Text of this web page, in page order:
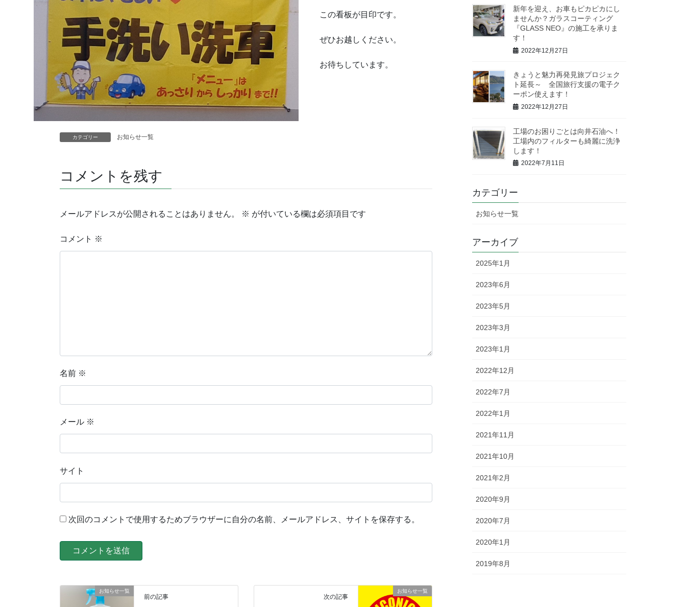
この看板が目印です。
ぜひお越しください。
お待ちしています。
カテゴリー お知らせ一覧
コメントを残す
メールアドレスが公開されることはありません。 ※ が付いている欄は必須項目です
コメント ※
名前 ※
メール ※
サイト
次回のコメントで使用するためブラウザーに自分の名前、メールアドレス、サイトを保存する。
お知らせ一覧
前の記事
お知らせ一覧
次の記事
新年を迎え、お車もピカピカにし
ませんか？ガラスコーティング
『GLASS NEO』の施工を承りま
す！
2022年12月27日
きょうと魅力再発見旅プロジェク
ト延長～ 全国旅行支援の電子ク
ーポン使えます！
2022年12月27日
工場のお困りごとは向井石油へ！
工場内のフィルターも綺麗に洗浄
します！
2022年7月11日
カテゴリー
お知らせ一覧
アーカイブ
2025年1月
2023年6月
2023年5月
2023年3月
2023年1月
2022年12月
2022年7月
2022年1月
2021年11月
2021年10月
2021年2月
2020年9月
2020年7月
2020年1月
2019年8月